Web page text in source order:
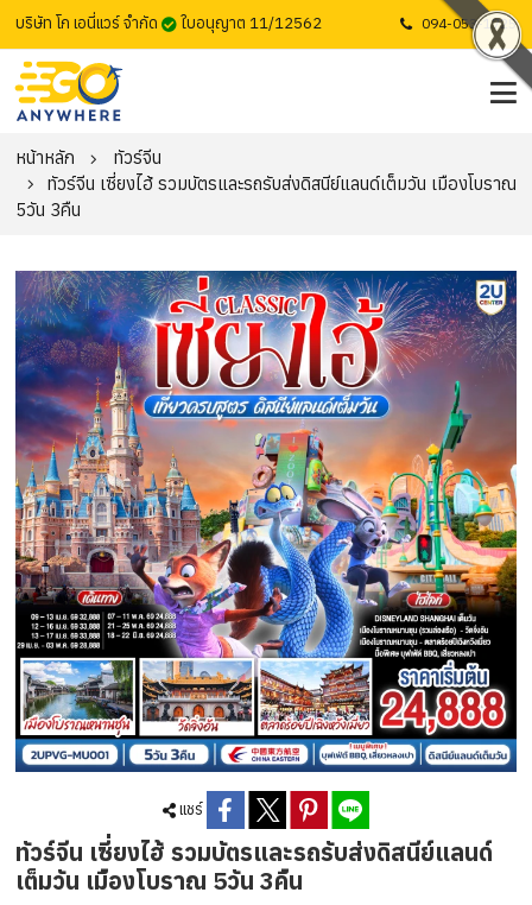
บริษัท โก เอนี่แวร์ จำกัด ใบอนุญาต 11/12562 094-053-1725
หน้าหลัก
ทัวร์จีน
ทัวร์จีน เซี่ยงไฮ้ รวมบัตรและรถรับส่งดิสนีย์แลนด์เต็มวัน เมืองโบราณ
5วัน 3คืน
แชร์
ทัวร์จีน เซี่ยงไฮ้ รวมบัตรและรถรับส่งดิสนีย์แลนด์
เต็มวัน เมืองโบราณ 5วัน 3คืน